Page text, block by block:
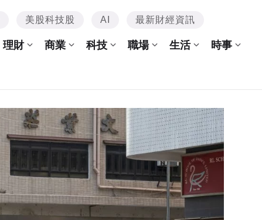
美股科技股 AI 最新財經資訊
理財 商業 科技 職場 生活 時事